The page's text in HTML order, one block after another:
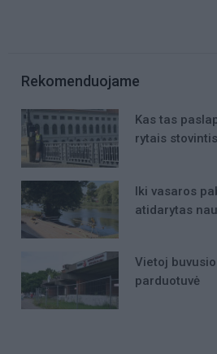
Rekomenduojame
Kas tas
rytais
Iki vasaros
atidarytas
Vietoj
parduotuvė